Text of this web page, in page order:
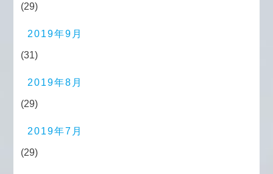
(29)
2019年9月
(31)
2019年8月
(29)
2019年7月
(29)